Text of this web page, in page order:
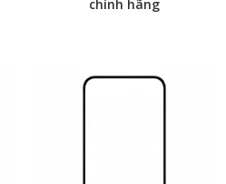
chính hãng